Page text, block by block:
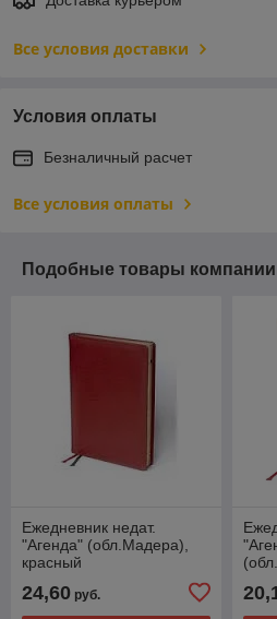
Все условия доставки
Условия оплаты
Безналичный расчет
Все условия оплаты
Подобные товары компании
Ежедневник недат.
"Агенда" (обл.Мадера),
красный
24,60 руб.